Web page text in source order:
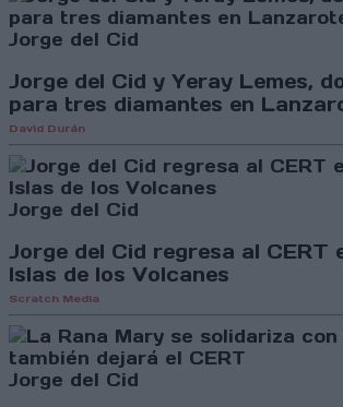
Jorge del Cid
Jorge del Cid y Yeray Lemes,
para tres diamantes en
David Durán
Jorge del Cid
Jorge del Cid regresa al CERT
Islas de los Volcanes
Scratch Media
Jorge del Cid